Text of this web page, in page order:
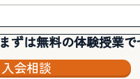
まずは無料の体験授業
入会相談